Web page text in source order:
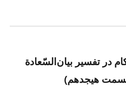
در تفسیر بیان‌السّعادة
هیجدهم)